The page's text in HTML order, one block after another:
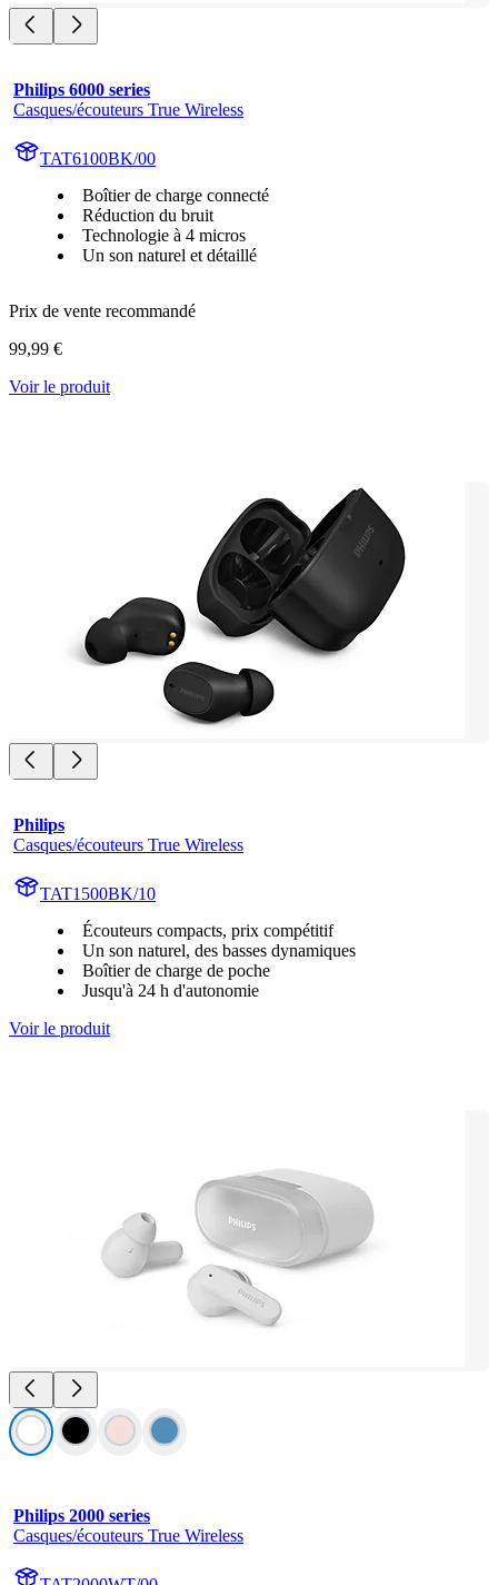
Philips 6000 series
Casques/écouteurs True Wireless
TAT6100BK/00
Boîtier de charge connecté
Réduction du bruit
Technologie à 4 micros
Un son naturel et détaillé
Prix de vente recommandé
99,99 €
Voir le produit
Philips
Casques/écouteurs True Wireless
TAT1500BK/10
Écouteurs compacts, prix compétitif
Un son naturel, des basses dynamiques
Boîtier de charge de poche
Jusqu'à 24 h d'autonomie
Voir le produit
Philips 2000 series
Casques/écouteurs True Wireless